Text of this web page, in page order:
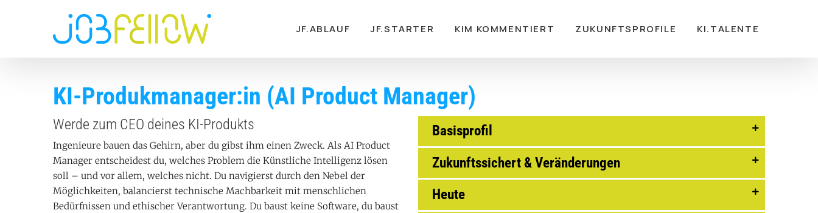
JF.ABLAUF JF.STARTER KIM KOMMENTIERT ZUKUNFTSPROFILE KI.TALENTE
KI-Produkmanager:in (AI Product Manager)
Werde zum CEO deines KI-Produkts
Ingenieure bauen das Gehirn, aber du gibst ihm einen Zweck. Als AI Product
Manager entscheidest du, welches Problem die Künstliche Intelligenz lösen
soll – und vor allem, welches nicht. Du navigierst durch den Nebel der
Möglichkeiten, balancierst technische Machbarkeit mit menschlichen
Bedürfnissen und ethischer Verantwortung. Du baust keine Software, du baust
Basisprofil
Zukunftssichert & Veränderungen
Heute